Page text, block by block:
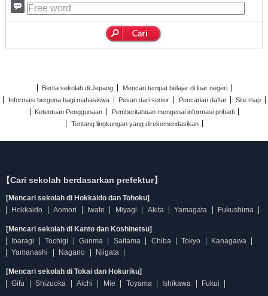
Berita sekolah di Jepang
Mencari tempat belajar di luar negeri
Informasi berguna bagi mahasiswa
Pesan dari senior Pencarian daftar
Site map
Ketentuan Penggunaan
Pemberitahuan mengenai informasi pribadi
Tentang lingkungan yang direkomendasikan
【Cari sekolah berdasarkan prefektur】
[Mencari sekolah di Hokkaido dan Tohoku]
Hokkaido
Aomori Iwate Miyagi Akita Yamagata Fukushima
[Mencari sekolah di Kanto dan Koshinetsu]
Ibaragi
Tochigi Gunma Saitama Chiba Tokyo
Kanagawa
Yamanashi
Nagano Niigata
[Mencari sekolah di Tokai dan Hokuriku]
Gifu
Shizuoka Aichi Mie Toyama Ishikawa Fukui